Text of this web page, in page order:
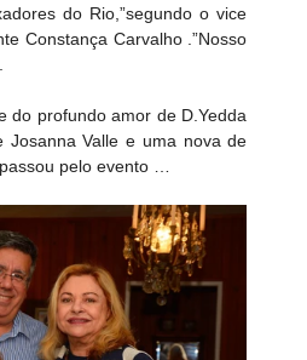
do Rio,”segundo o vice
Constança Carvalho .”Nosso
do profundo amor de D.Yedda
Josanna Valle e uma nova de
pelo evento …